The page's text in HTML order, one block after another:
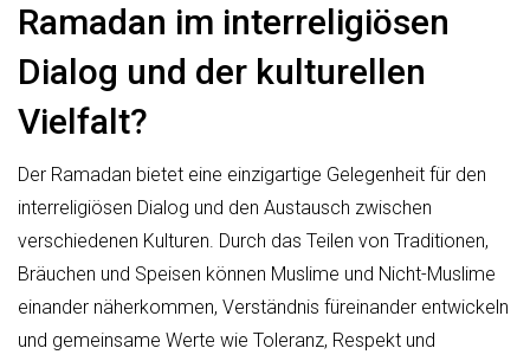
Ramadan im interreligiösen
Dialog und der kulturellen
Vielfalt?
Der Ramadan bietet eine einzigartige Gelegenheit für den
interreligiösen Dialog und den Austausch zwischen
verschiedenen Kulturen. Durch das Teilen von Traditionen,
Bräuchen und Speisen können Muslime und Nicht-Muslime
einander näherkommen, Verständnis füreinander entwickeln
und gemeinsame Werte wie Toleranz, Respekt und